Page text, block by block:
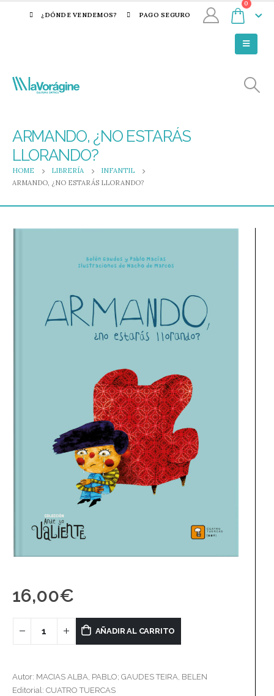
¿DÓNDE VENDEMOS? PAGO SEGURO
0
ARMANDO, ¿NO ESTARÁS
LLORANDO?
HOME LIBRERÍA
INFANTIL
ARMANDO, ¿NO ESTARÁS LLORANDO?
16,00€
AÑADIR AL CARRITO
Autor: MACIAS ALBA, PABLO; GAUDES TEIRA, BELEN
Editorial: CUATRO TUERCAS